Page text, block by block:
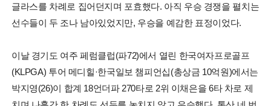
글라스를 차례로 집어던지며 포효했다. 아직 우승 경쟁을 펼치는
선수들이 두 조나 남아있었지만, 우승을 예감한 표정이었다.
이날 경기도 여주 페럼클럽(파72)에서 열린 한국여자프로골프
(KLPGA) 투어 메디힐·한국일보 챔피언십(총상금 10억원)에서는
박지영(26)이 합계 18언더파 270타로 2위 이채은을 6타 차로 제